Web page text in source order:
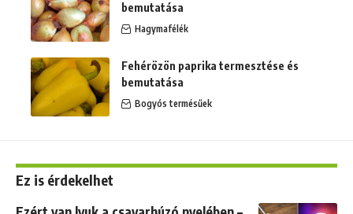
bemutatása
Hagymafélék
Fehérözön paprika termesztése és
bemutatása
Bogyós termésűek
Ez is érdekelhet